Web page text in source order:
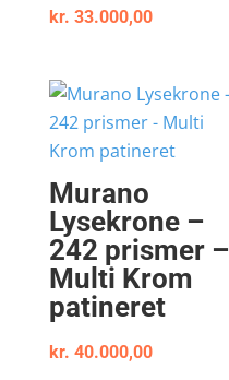
kr. 33.000,00
Murano
Lysekrone –
242 prismer –
Multi Krom
patineret
kr. 40.000,00